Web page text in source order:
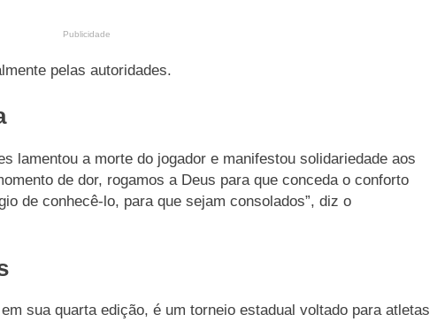
Publicidade
pelas autoridades.
lamentou a morte do jogador e manifestou solidariedade aos
de dor, rogamos a Deus para que conceda o conforto
de conhecê-lo, para que sejam consolados”, diz o
sua quarta edição, é um torneio estadual voltado para atletas